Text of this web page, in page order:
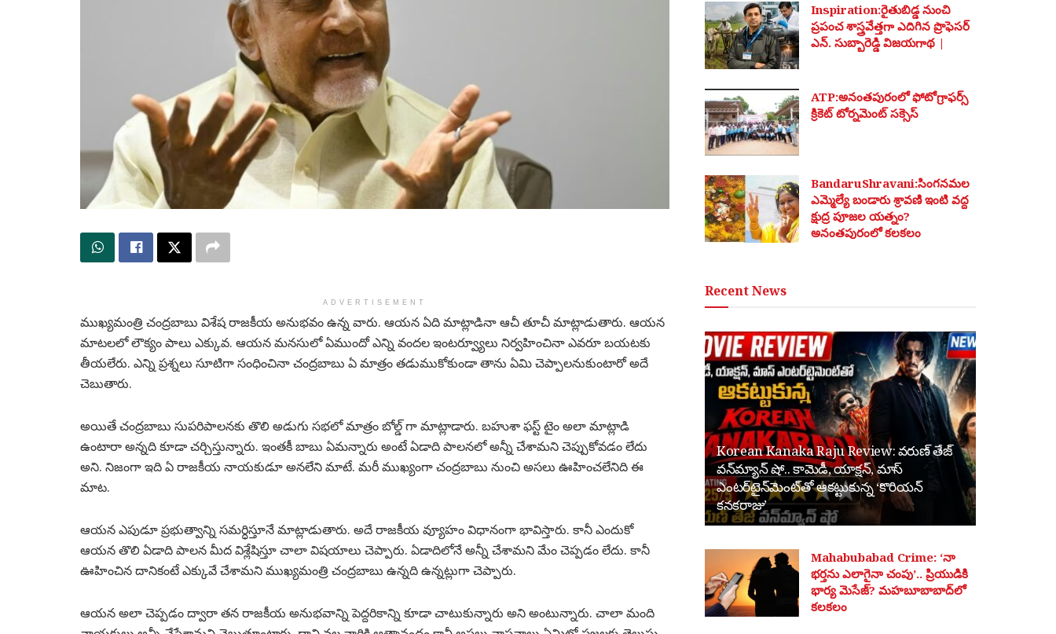
ADVERTISEMENT
ముఖ్యమంత్రి చంద్రబాబు విశేష రాజకీయ అనుభవం ఉన్న వారు. ఆయన ఏది మాట్లాడినా ఆచీ తూచీ మాట్లాడుతారు. ఆయన
మాటలలో లౌక్యం పాలు ఎక్కువ. ఆయన మనసులో ఏముందో ఎన్ని వందల ఇంటర్వ్యూలు నిర్వహించినా ఎవరూ బయటకు
తీయలేరు. ఎన్ని ప్రశ్నలు సూటిగా సంధించినా చంద్రబాబు ఏ మాత్రం తడుముకోకుండా తాను ఏమి చెప్పాలనుకుంటారో అదే
చెబుతారు.
అయితే చంద్రబాబు సుపరిపాలనకు తొలి అడుగు సభలో మాత్రం బోల్డ్ గా మాట్లాడారు. బహుశా ఫస్ట్ టైం అలా మాట్లాడి
ఉంటారా అన్నది కూడా చర్చిస్తున్నారు. ఇంతకీ బాబు ఏమన్నారు అంటే ఏడాది పాలనలో అన్నీ చేశామని చెప్పుకోవడం లేదు
అని. నిజంగా ఇది ఏ రాజకీయ నాయకుడూ అనలేని మాటే. మరీ ముఖ్యంగా చంద్రబాబు నుంచి అసలు ఊహించలేనిది ఈ
మాట.
ఆయన ఎపుడూ ప్రభుత్వాన్ని సమర్ధిస్తూనే మాట్లాడుతారు. అదే రాజకీయ వ్యూహం విధానంగా భావిస్తారు. కానీ ఎందుకో
ఆయన తొలి ఏడాది పాలన మీద విశ్లేషిస్తూ చాలా విషయాలు చెప్పారు. ఏడాదిలోనే అన్నీ చేశామని మేం చెప్పడం లేదు. కానీ
ఊహించిన దానికంటే ఎక్కువే చేశామని ముఖ్యమంత్రి చంద్రబాబు ఉన్నది ఉన్నట్లుగా చెప్పారు.
ఆయన అలా చెప్పడం ద్వారా తన రాజకీయ అనుభవాన్ని పెద్దరికాన్ని కూడా చాటుకున్నారు అని అంటున్నారు. చాలా మంది
Inspiration:రైతుబిడ్డ నుంచి
ప్రపంచ శాస్త్రవేత్తగా ఎదిగిన ప్రొఫెసర్
ఎన్. సుబ్బారెడ్డి విజయగాథ |
ATP:అనంతపురంలో ఫోటోగ్రాఫర్స్
క్రికెట్ టోర్నమెంట్ సక్సెస్
BandaruShravani:సింగనమల
ఎమ్మెల్యే బండారు శ్రావణి ఇంటి వద్ద
క్షుద్ర పూజల యత్నం?
అనంతపురంలో కలకలం
Recent News
Korean Kanaka Raju Review: వరుణ్ తేజ్
వన్‌మ్యాన్ షో.. కామెడీ, యాక్షన్, మాస్
ఎంటర్‌టైన్‌మెంట్‌తో ఆకట్టుకున్న ‘కొరియన్
కనకరాజు’
Mahabubabad Crime: ‘నా
భర్తను ఎలాగైనా చంపు’.. ప్రియుడికి
భార్య మెసేజ్? మహబూబాబాద్‌లో
కలకలం